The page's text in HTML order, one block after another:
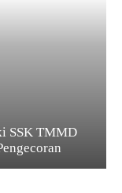
SSK TMMD